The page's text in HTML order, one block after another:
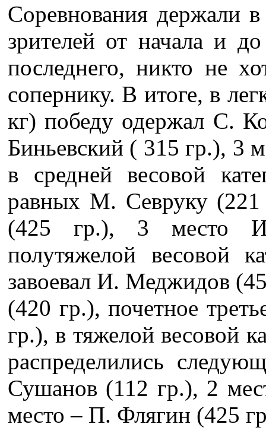
Соревнования держали
зрителей от начала и
последнего, никто не
сопернику. В итоге, в
кг) победу одержал С.
Биньевский ( 315 гр.), 3
в средней весовой
равных М. Севруку
(425 гр.), 3 место
полутяжелой весовой
завоевал И. Меджидов
(420 гр.), почетное
гр.), в тяжелой весовой
распределились
Сушанов (112 гр.), 2
место – П. Флягин (425